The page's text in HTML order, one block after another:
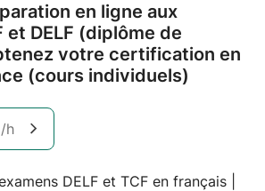
en ligne aux
et DELF (diplôme de
votre certification en
(cours individuels)
/h
DELF et TCF en français |